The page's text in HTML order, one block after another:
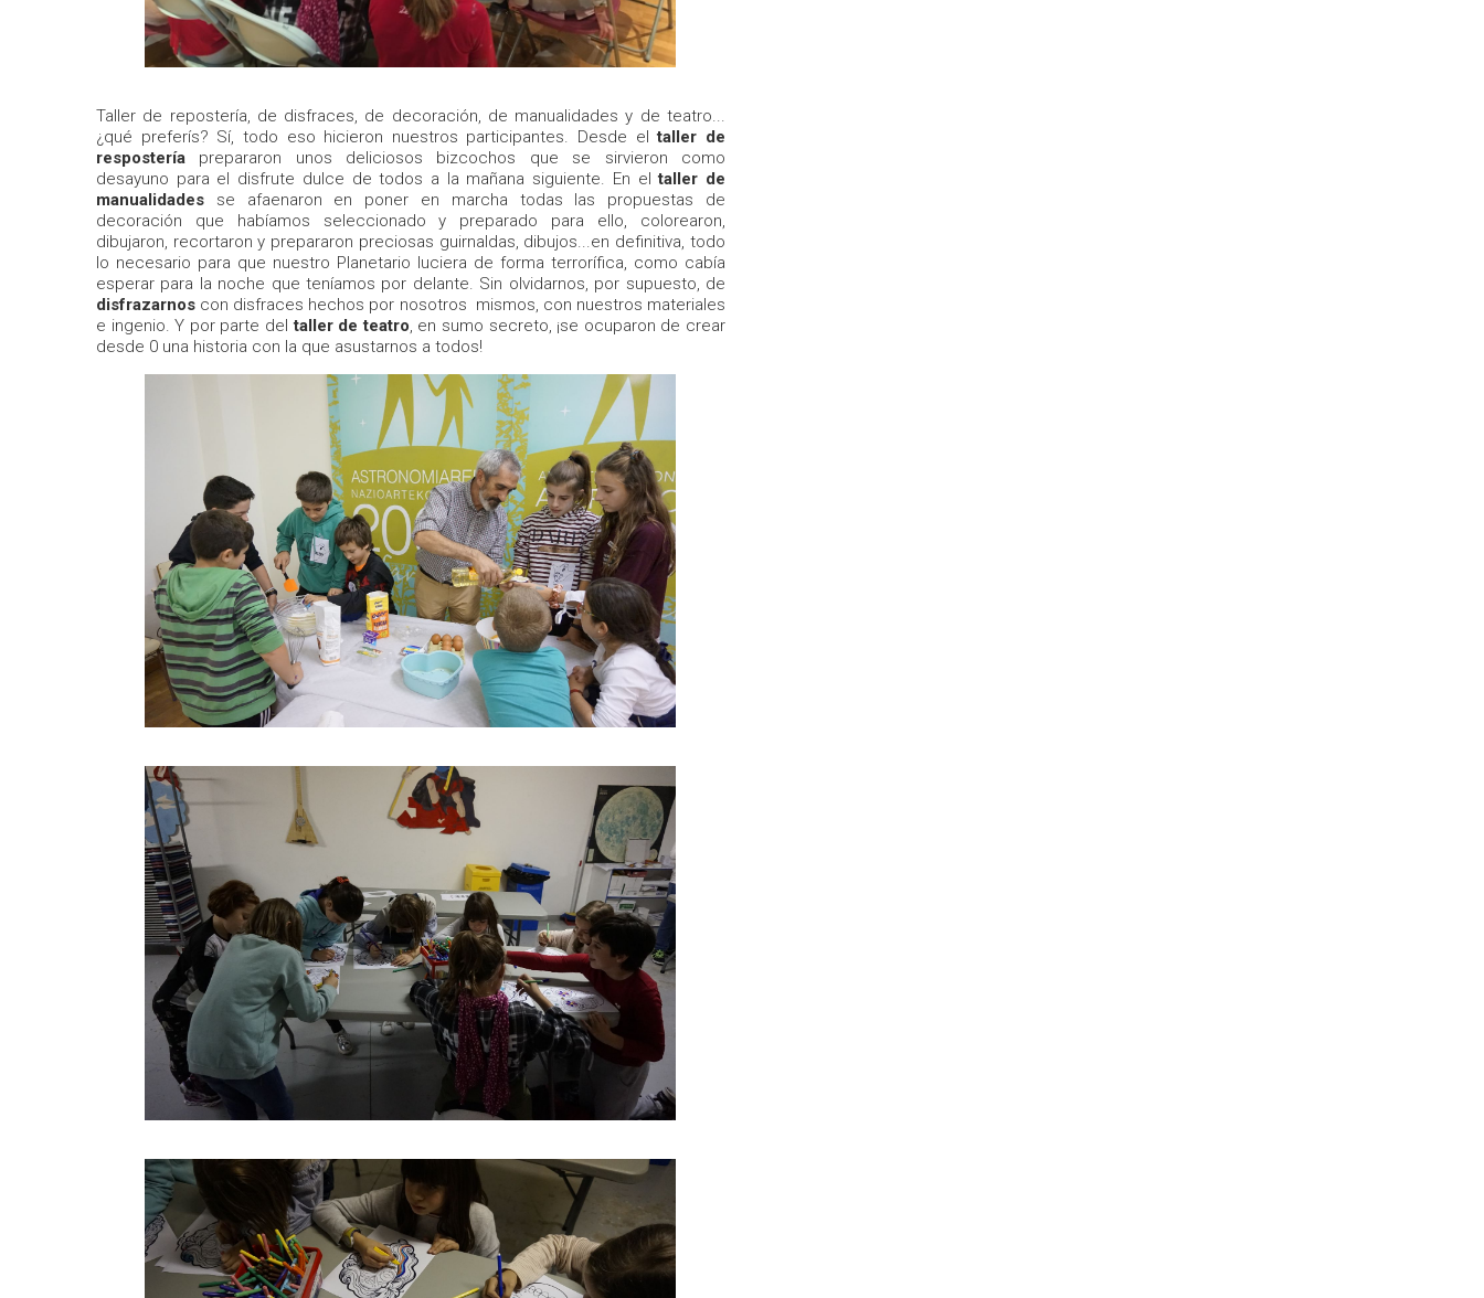
Taller de repostería, de disfraces, de decoración, de manualidades y de teatro...
¿qué preferís? Sí, todo eso hicieron nuestros participantes. Desde eltaller de
respostería prepararon unos deliciosos bizcochos que se sirvieron como
desayuno para el disfrute dulce de todos a la mañana siguiente. En el taller de
manualidades se afaenaron en poner en marcha todas las propuestas de
decoración que habíamos seleccionado y preparado para ello, colorearon,
dibujaron, recortaron y prepararon preciosas guirnaldas, dibujos...en definitiva, todo
lo necesario para que nuestro Planetario luciera de forma terrorífica, como cabía
esperar para la noche que teníamos por delante. Sin olvidarnos, por supuesto, de
disfrazarnos con disfraces hechos por nosotros mismos, con nuestros materiales
e ingenio. Y por parte deltaller de teatro, en sumo secreto, ¡se ocuparon de crear
desde 0 una historia con la que asustarnos a todos!